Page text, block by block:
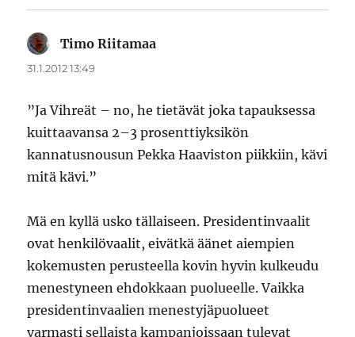
Timo Riitamaa
31.1.2012 13:49
”Ja Vihreät – no, he tietävät joka tapauksessa
kuittaavansa 2–3 prosenttiyksikön
kannatusnousun Pekka Haaviston piikkiin, kävi
mitä kävi.”
Mä en kyllä usko tällaiseen. Presidentinvaalit
ovat henkilövaalit, eivätkä äänet aiempien
kokemusten perusteella kovin hyvin kulkeudu
menestyneen ehdokkaan puolueelle. Vaikka
presidentinvaalien menestyjäpuolueet
varmasti sellaista kampanjoissaan tulevat